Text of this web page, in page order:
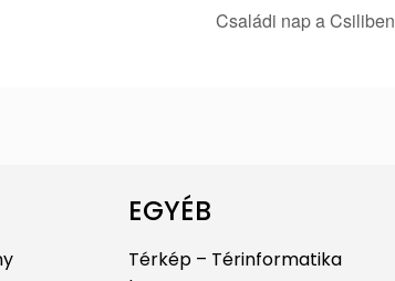
Családi nap a Csiliben
EGYÉB
Térkép – Térinformatika